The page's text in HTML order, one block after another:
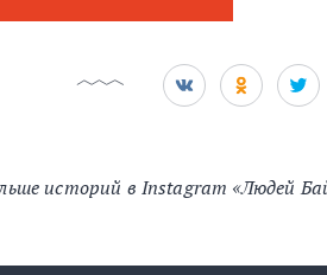
историй в Instagram «Людей